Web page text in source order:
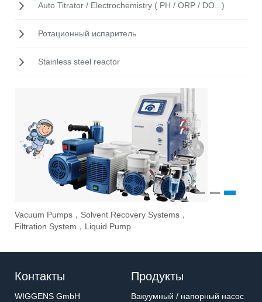
Auto Titrator / Electrochemistry ( PH / ORP / DO...)
Ротационный испаритель
Stainless steel reactor
Vacuum Pumps，Solvent Recovery Systems，
Filtration System，Liquid Pump
1 2
Контакты
WIGGENS GmbH
Продукты
Вакуумный / напорный насос